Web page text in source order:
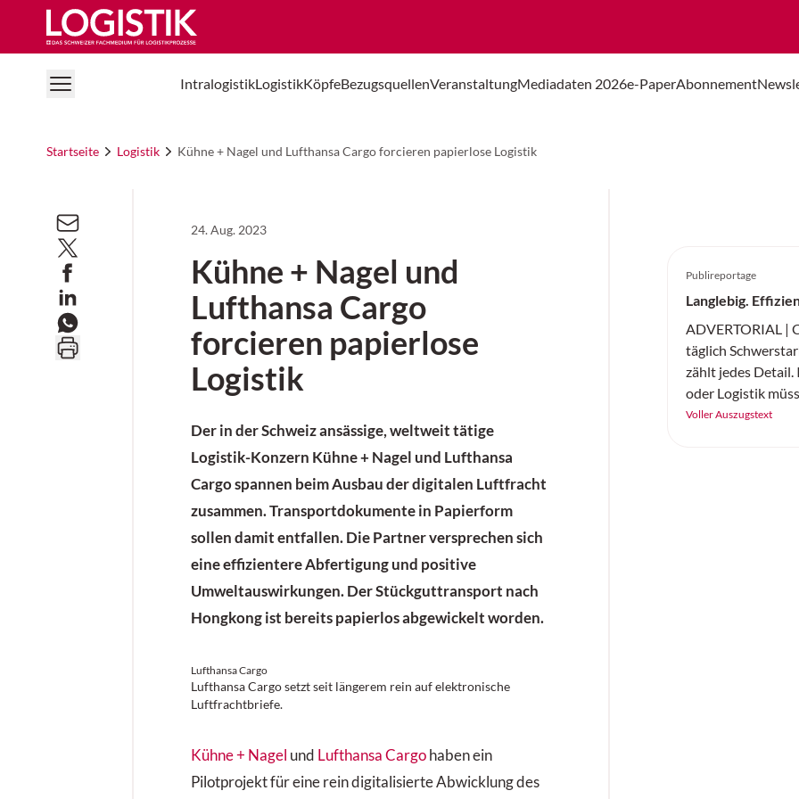
Logistik Online
IntralogistikLogistikKöpfeBezugsquellenVeranstaltungMediadaten 2026e-PaperAbonnement
Startseite Logistik Kühne + Nagel und Lufthansa Cargo forcieren papierlose Logistik
24. Aug. 2023
Kühne + Nagel und
Lufthansa Cargo
forcieren papierlose
Logistik
Der in der Schweiz ansässige, weltweit tätige
Logistik-Konzern Kühne + Nagel und Lufthansa
Cargo spannen beim Ausbau der digitalen Luftfracht
zusammen. Transportdokumente in Papierform
sollen damit entfallen. Die Partner versprechen sich
eine effizientere Abfertigung und positive
Umweltauswirkungen. Der Stückguttransport nach
Hongkong ist bereits papierlos abgewickelt worden.
Lufthansa Cargo
Lufthansa Cargo setzt seit längerem rein auf elektronische
Luftfrachtbriefe.
Kühne + Nagel und Lufthansa Cargo haben ein
Pilotprojekt für eine rein digitalisierte Abwicklung des
Publireportage
Langlebig.
ADVERTORIAL |
täglich
zählt jedes Detail.
oder Logistik
zuverlässig,
Voller Auszugstext